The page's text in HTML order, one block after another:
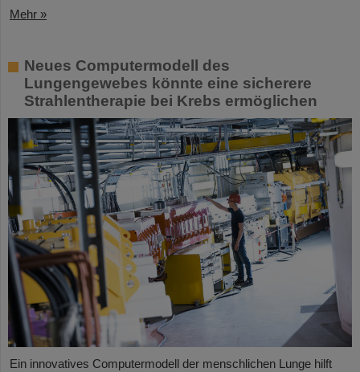
Mehr »
Neues Computermodell des
Lungengewebes könnte eine sicherere
Strahlentherapie bei Krebs ermöglichen
Ein innovatives Computermodell der menschlichen Lunge hilft